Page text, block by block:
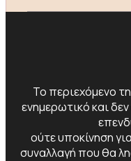
Το περιεχόμενο
ενημερωτικό και
ούτε υποκίνηση
συναλλαγή που θα